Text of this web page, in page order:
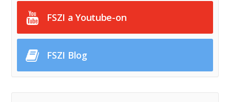
FSZI a Youtube-on
FSZI Blog